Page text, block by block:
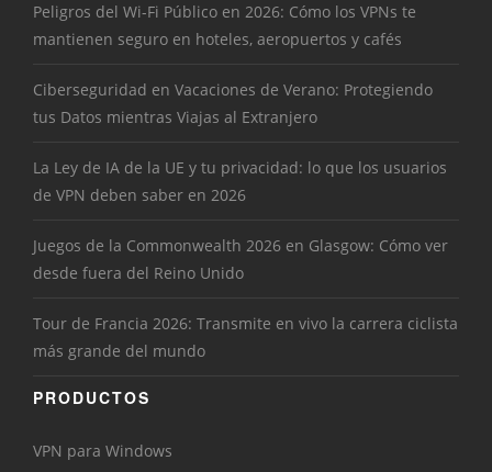
Peligros del Wi-Fi Público en 2026: Cómo los VPNs te
mantienen seguro en hoteles, aeropuertos y cafés
Ciberseguridad en Vacaciones de Verano: Protegiendo
tus Datos mientras Viajas al Extranjero
La Ley de IA de la UE y tu privacidad: lo que los usuarios
de VPN deben saber en 2026
Juegos de la Commonwealth 2026 en Glasgow: Cómo ver
desde fuera del Reino Unido
Tour de Francia 2026: Transmite en vivo la carrera ciclista
más grande del mundo
PRODUCTOS
VPN para Windows